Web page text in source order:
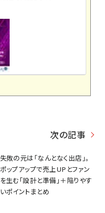
次の記事
失敗の元は「なんとなく出店」。
ポップアップで売上UPとファン
を生む「設計と準備」＋陥りやす
いポイントまとめ